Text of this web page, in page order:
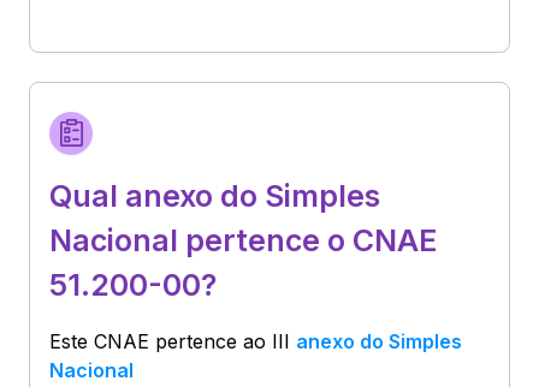
Qual anexo do Simples
Nacional pertence o CNAE
51.200-00?
Este CNAE pertence ao III anexo do Simples
Nacional